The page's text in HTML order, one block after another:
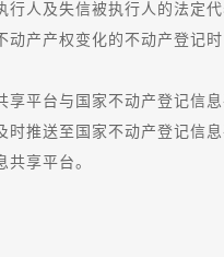
行人及失信被执行人的法定
动产产权变化的不动产登记
台与国家不动产登记信息
时推送至国家不动产登记信
享平台。